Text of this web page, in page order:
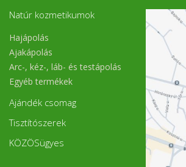
Natúr kozmetikumok
Hajápolás
Ajakápolás
Arc-, kéz-, láb- és testápolás
Egyéb termékek
Ajándék csomag
Tisztítószerek
KÖZÖSügyes